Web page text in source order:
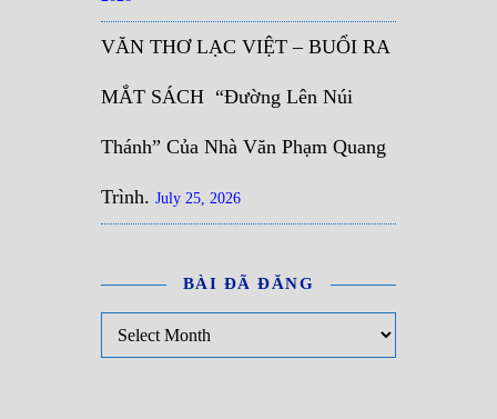
VĂN THƠ LẠC VIỆT – BUỔI RA
MẮT SÁCH “Đường Lên Núi
Thánh” Của Nhà Văn Phạm Quang
Trình. July 25, 2026
BÀI ĐÃ ĐĂNG